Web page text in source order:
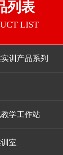
列表
LIST
训产品系列
学工作站
室